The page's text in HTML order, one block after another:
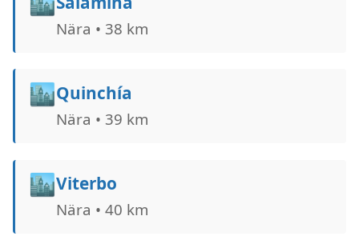
Nära • 38 km
🏙️Quinchía
Nära • 39 km
🏙️Viterbo
Nära • 40 km